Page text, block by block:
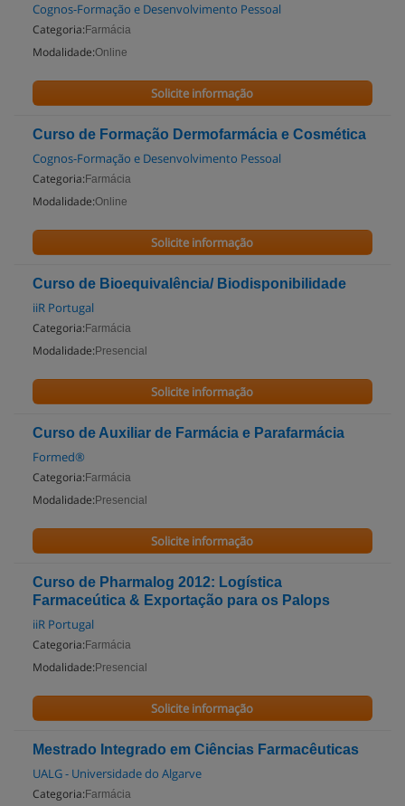
Cognos-Formação e Desenvolvimento Pessoal
Categoria: Farmácia
Modalidade:Online
Solicite informação
Curso de Formação Dermofarmácia e Cosmética
Cognos-Formação e Desenvolvimento Pessoal
Categoria: Farmácia
Modalidade:Online
Solicite informação
Curso de Bioequivalência/ Biodisponibilidade
iiR Portugal
Categoria: Farmácia
Modalidade: Presencial
Solicite informação
Curso de Auxiliar de Farmácia e Parafarmácia
Formed®
Categoria: Farmácia
Modalidade: Presencial
Solicite informação
Curso de Pharmalog 2012: Logística
Farmaceútica & Exportação para os Palops
iiR Portugal
Categoria: Farmácia
Modalidade: Presencial
Solicite informação
Mestrado Integrado em Ciências Farmacêuticas
UALG - Universidade do Algarve
Categoria: Farmácia